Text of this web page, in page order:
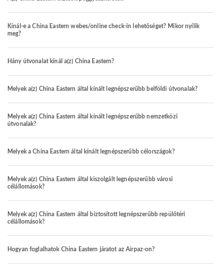
Kínál-e a China Eastern webes/online check-in lehetőséget? Mikor nyílik
meg?
Hány útvonalat kínál a(z) China Eastern?
Melyek a(z) China Eastern által kínált legnépszerűbb belföldi útvonalak?
Melyek a(z) China Eastern által kínált legnépszerűbb nemzetközi
útvonalak?
Melyek a China Eastern által kínált legnépszerűbb célországok?
Melyek a(z) China Eastern által kiszolgált legnépszerűbb városi
célállomások?
Melyek a(z) China Eastern által biztosított legnépszerűbb repülőtéri
célállomások?
Hogyan foglalhatok China Eastern járatot az Airpaz-on?